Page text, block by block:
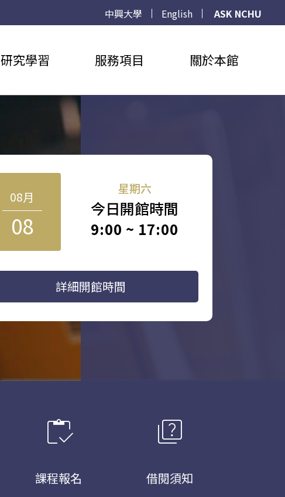
中興大學 English
ASK NCHU
研究學習 服務項目 關於本館
08月
08
星期六
今日開館時間
9:00 ~ 17:00
詳細開館時間
inventory
課程報名
quiz
借閱須知